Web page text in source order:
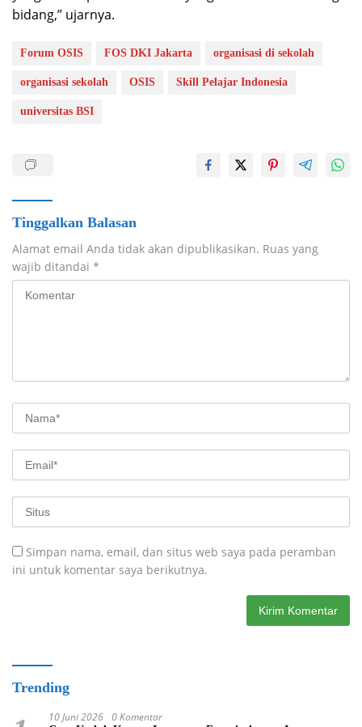
bidang,” ujarnya.
Forum OSIS FOS DKI Jakarta organisasi di sekolah
organisasi sekolah OSIS Skill Pelajar Indonesia
universitas BSI
Tinggalkan Balasan
Alamat email Anda tidak akan dipublikasikan. Ruas yang
wajib ditandai *
Simpan nama, email, dan situs web saya pada peramban
ini untuk komentar saya berikutnya.
Trending
10 Juni 2026 0 Komentar